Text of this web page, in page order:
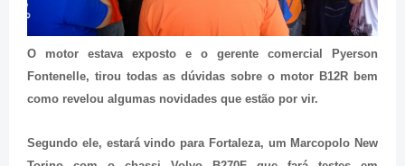
O motor estava exposto e o gerente comercial Pyerson
Fontenelle, tirou todas as dúvidas sobre o motor B12R bem
como revelou algumas novidades que estão por vir.
Segundo ele, estará vindo para Fortaleza, um Marcopolo New